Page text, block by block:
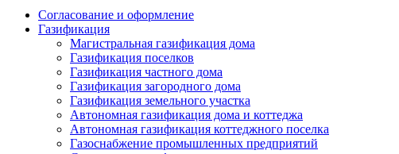
Согласование и оформление
Газификация
Магистральная газификация дома
Газификация поселков
Газификация частного дома
Газификация загородного дома
Газификация земельного участка
Автономная газификация дома и коттеджа
Автономная газификация коттеджного поселка
Газоснабжение промышленных предприятий